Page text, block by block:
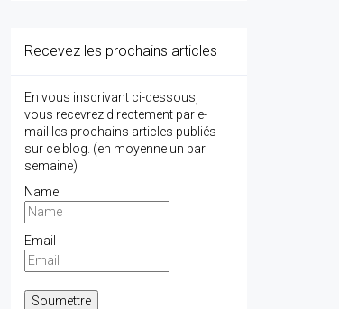
Recevez les prochains articles
En vous inscrivant ci-dessous,
vous recevrez directement par e-
mail les prochains articles publiés
sur ce blog. (en moyenne un par
semaine)
Name
Email